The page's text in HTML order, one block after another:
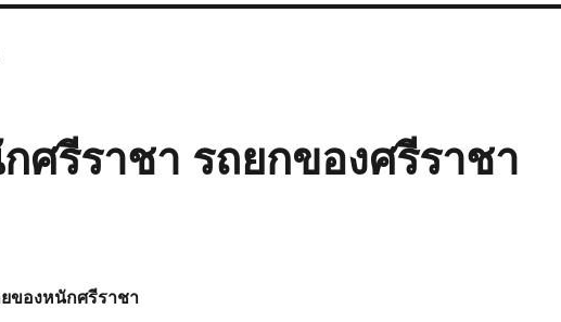
ศรีราชา รถยกของศรีราชา
ของหนักศรีราชา